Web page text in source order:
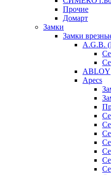
Прочие
Домарт
Замки
Замки
A.G.B.
ABLOY
Apecs